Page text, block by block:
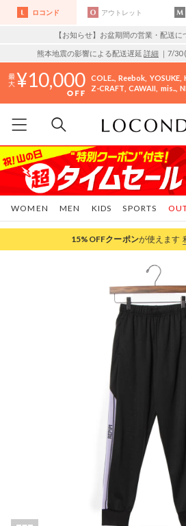
ロコンド アウトレット
【お知らせ】お盆期間の営業・配送に
熊本地震の影響による配送遅延 詳細 ｜7/30
10,000 COLE.. Reebok YOSUKE
Z-CRAFT CAWAII mis..
WOMEN MEN KIDS SPORTS
15%OFFクーポンが使えます